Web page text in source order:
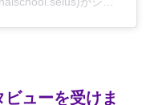
ューを受けま